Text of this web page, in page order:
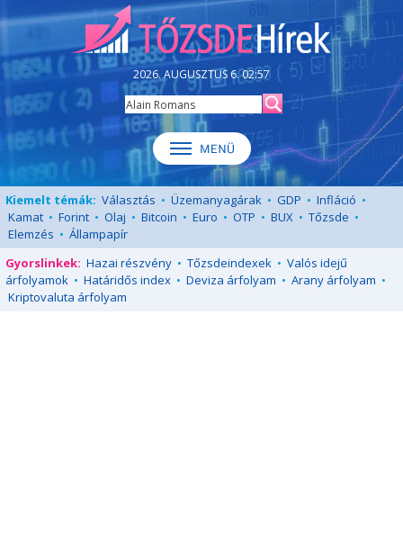
2026. AUGUSZTUS 6. 02:57
Kiemelt témák: Választás • Üzemanyagárak • GDP • Infláció •
Kamat • Forint • Olaj • Bitcoin • Euro • OTP • BUX • Tőzsde •
Elemzés • Állampapír
Gyorslinkek: Hazai részvény • Tőzsdeindexek • Valós idejű
árfolyamok • Határidős index • Deviza árfolyam • Arany árfolyam •
Kriptovaluta árfolyam